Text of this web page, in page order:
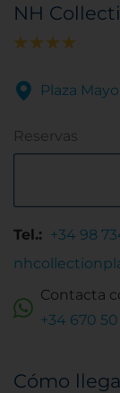
NH
Plaza
Reservas
Tel.: +34 98
Contacta
+34 670 50
Cómo